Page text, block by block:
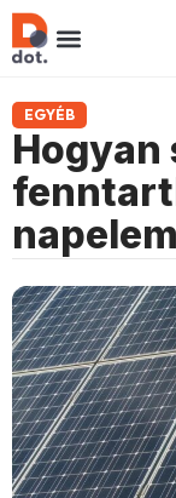
EGYÉB
Hogyan